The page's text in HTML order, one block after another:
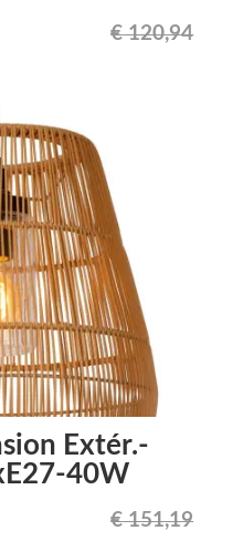
€120,94
Extér.-
40W
€151,19